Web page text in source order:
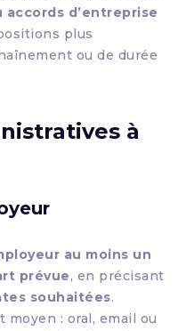
d’entreprise
plus
ou de durée
à
au moins un
prévue, en précisant
souhaitées.
moyen : oral, email ou